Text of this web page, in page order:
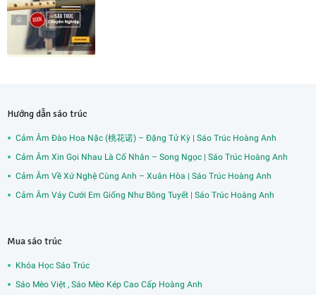
Hướng dẫn sáo trúc
Cảm Âm Đào Hoa Nặc (桃花诺) – Đặng Tử Kỳ | Sáo Trúc Hoàng Anh
Cảm Âm Xin Gọi Nhau Là Cố Nhân – Song Ngọc | Sáo Trúc Hoàng Anh
Cảm Âm Về Xứ Nghệ Cùng Anh – Xuân Hòa | Sáo Trúc Hoàng Anh
Cảm Âm Váy Cưới Em Giống Như Bông Tuyết | Sáo Trúc Hoàng Anh
Mua sáo trúc
Khóa Học Sáo Trúc
Sáo Mèo Việt , Sáo Mèo Kép Cao Cấp Hoàng Anh